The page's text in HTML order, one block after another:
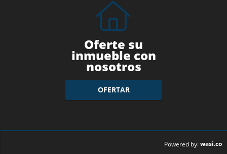
Oferte su
inmueble con
nosotros
OFERTAR
Powered by:wasi.co